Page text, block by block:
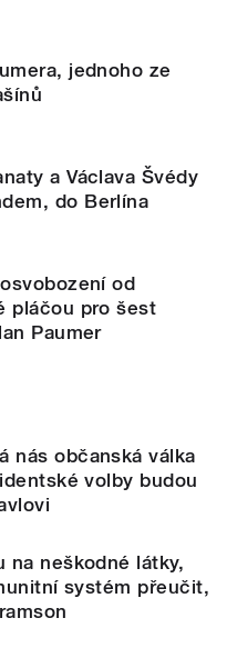
jednoho ze
a Václava Švédy
do Berlína
od
pláčou pro šest
Paumer
nás občanská válka
volby budou
na neškodné látky,
systém přeučit,